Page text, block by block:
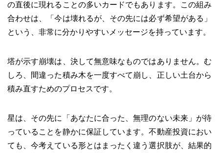
の直後に現れることの多いカードでもあります。この組み
合わせは、「今は壊れるが、その先には必ず希望がある」
という、非常に分かりやすいメッセージを持っています。
塔が示す崩壊は、決して無意味なものではありません。む
しろ、間違った積み木を一度すべて崩し、正しい土台から
積み直すためのプロセスです。
星は、その先に「あなたに合った、無理のない未来」が待
っていることを静かに保証しています。不動産投資におい
ても、今考えている形とはまったく違う選択肢が、結果的